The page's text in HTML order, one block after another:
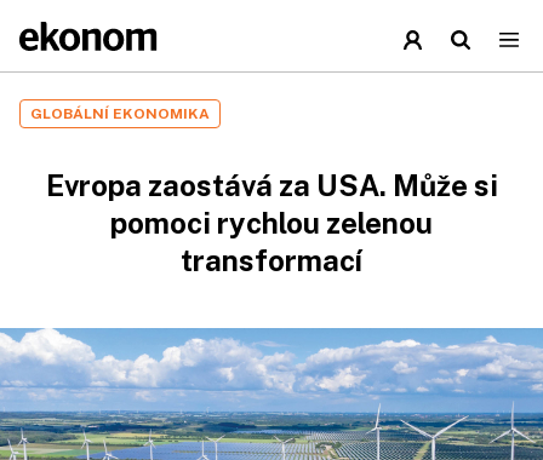
GLOBÁLNÍ EKONOMIKA
Evropa zaostává za USA. Může si
pomoci rychlou zelenou
transformací